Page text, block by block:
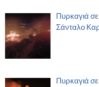
Πυρκαγιά
Σάνταλο
Πυρκαγιά